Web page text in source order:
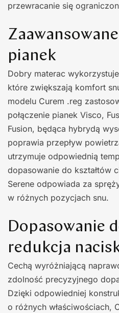
przewracanie się
pianek
Dobry materac
które zwiększają komfort
modelu Curem .reg
połączenie pianek Visco,
Fusion, będąca hybrydą
poprawia przepływ
utrzymuje odpowiednią
dopasowanie do kształtów
Serene odpowiada za
w różnych pozycjach snu.
Dopasowanie
redukcja
Cechą wyróżniającą
zdolność precyzyjnego
Dzięki odpowiedniej
o różnych właściwościach,